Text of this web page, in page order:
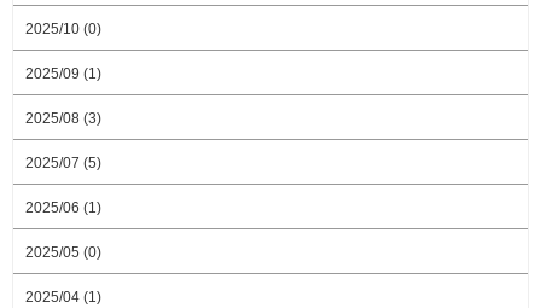
2025/10 (0)
2025/09 (1)
2025/08 (3)
2025/07 (5)
2025/06 (1)
2025/05 (0)
2025/04 (1)